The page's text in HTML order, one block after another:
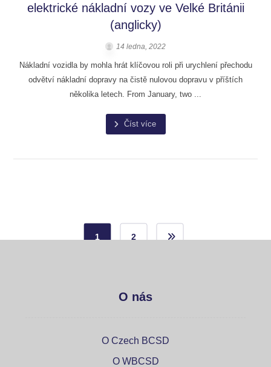
elektrické nákladní vozy ve Velké Británii
(anglicky)
14 ledna, 2022
Nákladní vozidla by mohla hrát klíčovou roli při urychlení přechodu
odvětví nákladní dopravy na čistě nulovou dopravu v příštích
několika letech. From January, two ...
Číst více
1 2
O nás
O Czech BCSD
O WBCSD